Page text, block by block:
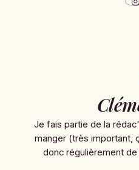
Je fais partie de la
manger (très important,
donc régulièrement